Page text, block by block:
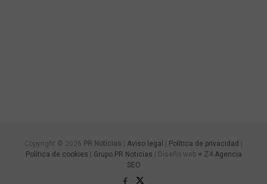
Copyright © 2026 PR Noticias Aviso legal Política de privacidad
Política de cookies
Grupo PR Noticias | Diseño web ♥ Z4 Agencia
SEO